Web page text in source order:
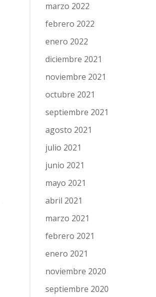
marzo 2022
febrero 2022
enero 2022
diciembre 2021
noviembre 2021
octubre 2021
septiembre 2021
agosto 2021
julio 2021
junio 2021
mayo 2021
abril 2021
marzo 2021
febrero 2021
enero 2021
noviembre 2020
septiembre 2020